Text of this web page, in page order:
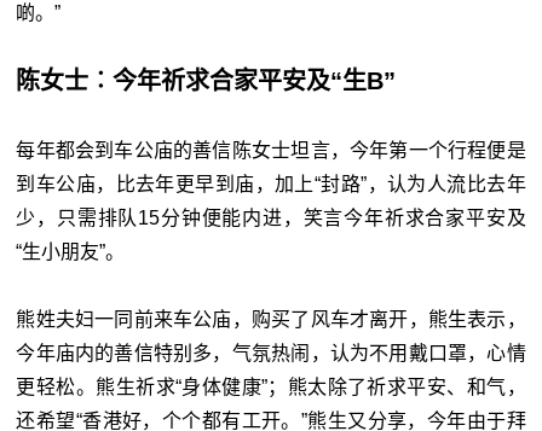
啲。”
陈女士︰今年祈求合家平安及“生B”
每年都会到车公庙的善信陈女士坦言，今年第一个行程便是
到车公庙，比去年更早到庙，加上“封路”，认为人流比去年
少，只需排队15分钟便能内进，笑言今年祈求合家平安及
“生小朋友”。
熊姓夫妇一同前来车公庙，购买了风车才离开，熊生表示，
今年庙内的善信特别多，气氛热闹，认为不用戴口罩，心情
更轻松。熊生祈求“身体健康”；熊太除了祈求平安、和气，
还希望“香港好，个个都有工开。”熊生又分享，今年由于拜